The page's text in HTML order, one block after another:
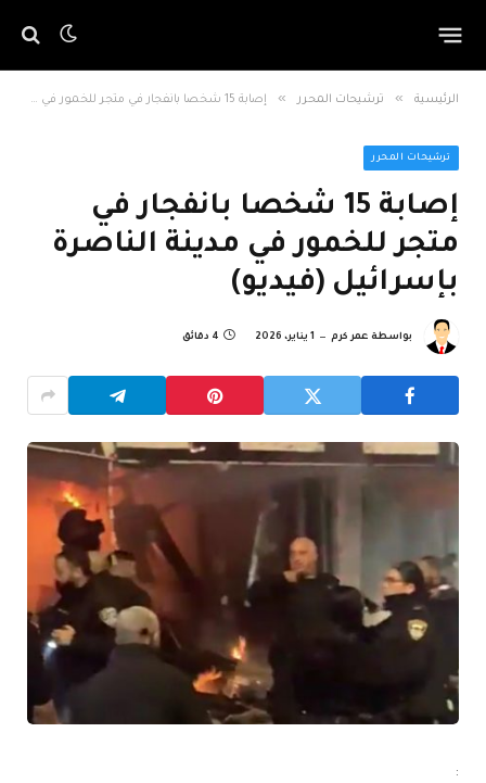
الرئيسية » ترشيحات المحرر » إصابة 15 شخصا بانفجار في متجر للخمور في مدينة الناصرة بإسرائيل (فيديو)
ترشيحات المحرر
إصابة 15 شخصا بانفجار في
متجر للخمور في مدينة الناصرة
بإسرائيل (فيديو)
بواسطة عمر كرم 1 يناير، 2026 4 دقائق
: